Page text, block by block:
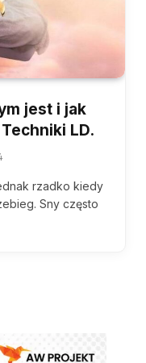
jest i jak
LD.
rzadko kiedy
Sny często